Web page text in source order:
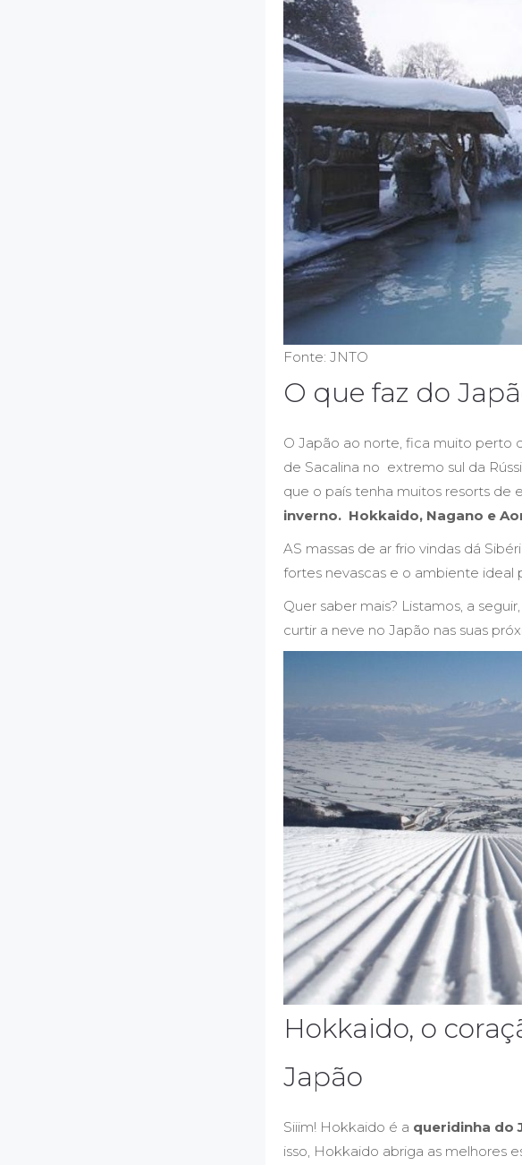
Fonte: JNTO
O que faz do
O Japão ao norte, fica muito perto
de Sacalina no extremo sul da
que o país tenha muitos resorts de
inverno. Hokkaido, Nagano e
AS massas de ar frio vindas dá
fortes nevascas e o ambiente ideal
Quer saber mais? Listamos, a
curtir a neve no Japão nas suas
Hokkaido, o
Japão
Siiim! Hokkaido é a queridinha do
isso, Hokkaido abriga as melhores